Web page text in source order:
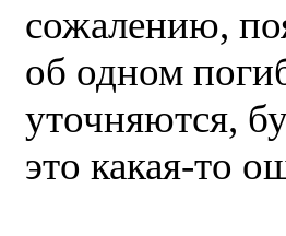
сожалению,
об одном
уточняются,
это какая-то